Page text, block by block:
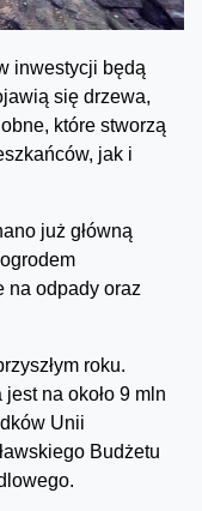
inwestycji będą
się drzewa,
które stworzą
jak i
już główną
na odpady oraz
roku.
na około 9 mln
Unii
Budżetu